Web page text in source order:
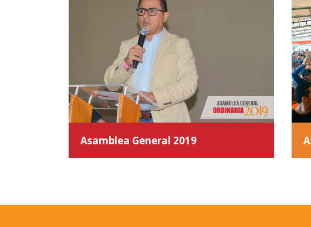
Asamblea General 2019